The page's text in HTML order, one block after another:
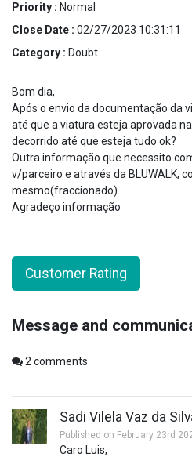
Priority : Normal
Close Date : 02/27/2023 10:31:11
Category : Doubt
Bom dia,
Após o envio da documentação da
até que a viatura esteja aprovada
decorrido até que esteja tudo ok?
Outra informação que necessito
v/parceiro e através da BLUWALK,
mesmo(fraccionado).
Agradeço informação
Customer Rating
Message and
2 comments
Sadi Vilela Vaz da
Published on February 23rd
Caro Luis,